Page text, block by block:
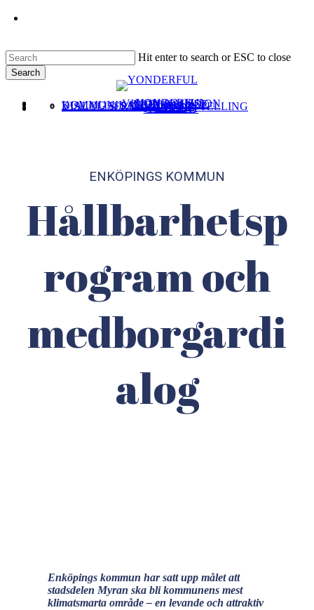
content
Hit enter to search or ESC to close
Search
YONDERFUL
VISION & MISSION
ERBJUDANDE
KOMMUNIKATION
DIALOG & SAMVERKAN
VISUALISERING & STORYTELLING
CASE
KUNDER
KONTAKT
ENKÖPINGS KOMMUN
Hållbarhetsp
rogram och
medborgardi
alog
Enköpings kommun har satt upp målet att
stadsdelen Myran ska bli kommunens mest
klimatsmarta område – en levande och attraktiv